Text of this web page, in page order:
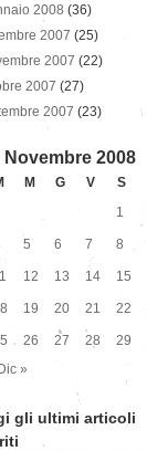
2008 (36)
2007 (25)
2007 (22)
2007 (27)
2007 (23)
Novembre 2008
M G V S
1
5 6 7 8
12 13 14 15
19 20 21 22
26 27 28 29
Dic »
gli ultimi articoli